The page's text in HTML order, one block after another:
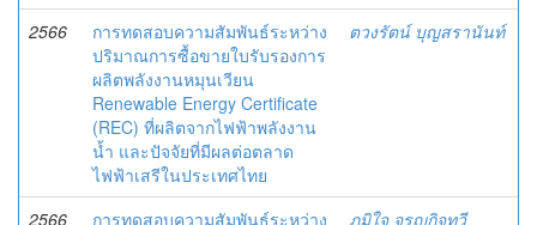
2566
การทดสอบความสัมพันธ์ระหว่าง
ปริมาณการซื้อขายใบรับรองการ
ผลิตพลังงานหมุนเวียน
Renewable Energy Certificate
(REC) ที่ผลิตจากไฟฟ้าพลังงาน
น้ำ และปัจจัยที่มีผลต่อตลาด
ไฟฟ้าเสรีในประเทศไทย
ตวงรัตน์ บุญสรานันท์
2566 การทดสอบความสัมพันธ์ระหว่าง ภูมิใจ จรูญกิจทวี